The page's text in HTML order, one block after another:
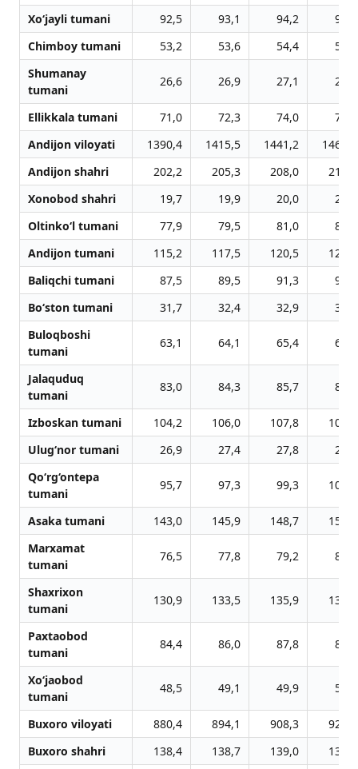
Xo‘jayli tumani
92,5 93,1 94,2
95,1
Chimboy tumani
53,2 53,6 54,4
55,1
Shumanay
tumani
26,6 26,9 27,1 27,4
Ellikkala tumani 71,0 72,3 74,0
75,6
Andijon viloyati
1390,4 1415,5 1441,2
1466,4
Andijon shahri
202,2 205,3 208,0
210,5
Xonobod shahri
19,7 19,9 20,0
20,2
Oltinko‘l tumani
77,9 79,5 81,0
82,8
Andijon tumani
115,2 117,5 120,5
123,2
Baliqchi tumani
87,5 89,5 91,3
93,0
Bo‘ston tumani
31,7 32,4 32,9
33,5
Buloqboshi
tumani
63,1 64,1 65,4 66,6
Jalaquduq
tumani
83,0 84,3 85,7 87,1
Izboskan tumani 104,2 106,0 107,8
109,5
Ulug‘nor tumani
26,9 27,4 27,8
28,2
Qo‘rg‘ontepa
tumani
95,7 97,3 99,3 101,1
Asaka tumani 143,0 145,9 148,7
151,9
Marxamat
tumani
76,5 77,8 79,2 80,4
Shaxrixon
tumani
130,9 133,5 135,9 138,2
Paxtaobod
tumani
84,4 86,0 87,8 89,6
Xo‘jaobod
tumani
48,5 49,1 49,9 50,6
Buxoro viloyati 880,4 894,1 908,3
921,8
Buxoro shahri
138,4 138,7 139,0
139,4